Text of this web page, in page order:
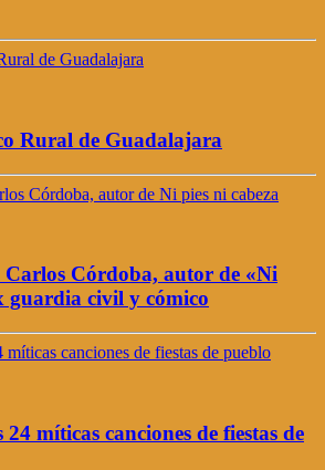
Rural de Guadalajara
Córdoba, autor de «Ni
guardia civil y cómico
míticas canciones de fiestas de